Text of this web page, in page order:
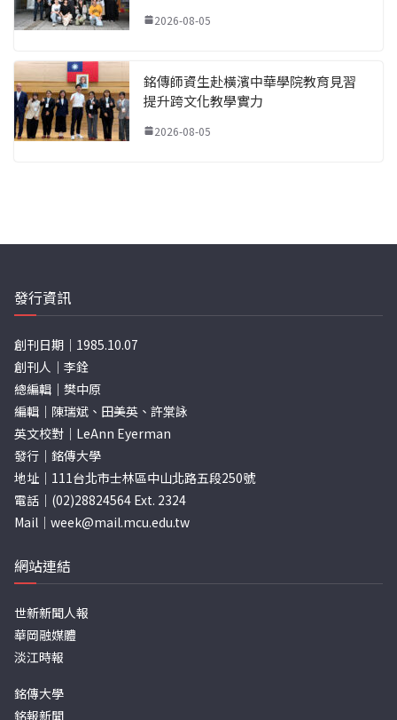
2026-08-05
銘傳師資生赴橫濱中華學院教育見習
提升跨文化教學實力
2026-08-05
發行資訊
創刊日期｜1985.10.07
創刊人｜李銓
總編輯｜樊中原
編輯｜陳瑞斌、田美英、許棠詠
英文校對｜LeAnn Eyerman
發行｜銘傳大學
地址｜111台北市士林區中山北路五段250號
電話｜(02)28824564 Ext. 2324
Mail｜ week@mail.mcu.edu.tw
網站連結
世新新聞人報
華岡融媒體
淡江時報
銘傳大學
銘報新聞